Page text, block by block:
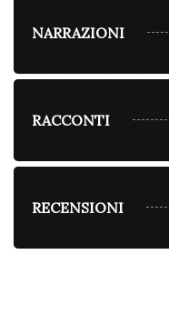
NARRAZIONI
RACCONTI
RECENSIONI